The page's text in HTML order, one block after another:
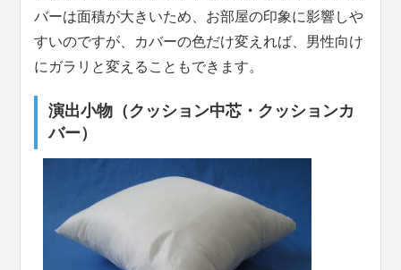
バーは面積が大きいため、お部屋の印象に影響しや
すいのですが、カバーの色だけ変えれば、男性向け
にガラリと変えることもできます。
演出小物（クッション中芯・クッションカ
バー）